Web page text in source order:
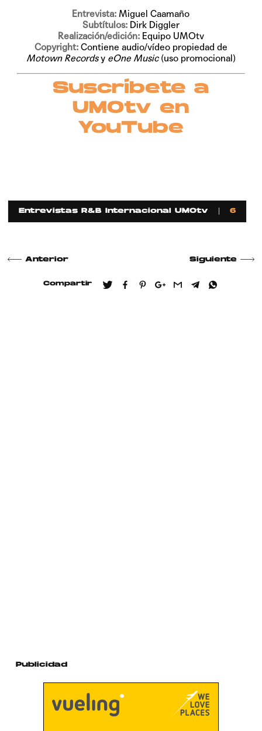
Entrevista: Miguel Caamaño
Subtítulos: Dirk Diggler
Realización/edición: Equipo UMOtv
Copyright: Contiene audio/vídeo propiedad de
Motown Recordsy eOne Music (uso promocional)
Suscríbete a
UMOtv en
YouTube
Entrevistas R&B Internacional UMOtv 6
Anterior Siguiente
Compartir
Publicidad